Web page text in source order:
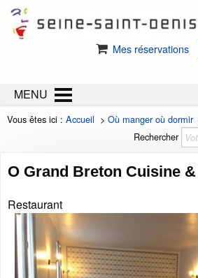
Mes réservations
MENU
Vous êtes ici : Accueil > Où manger où dormir
Rechercher
O Grand Breton Cuisine
Restaurant